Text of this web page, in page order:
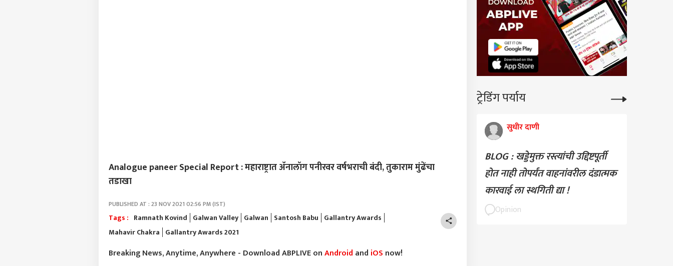
Analogue paneer Special Report : महाराष्ट्रात ॲनालॉग पनीरवर वर्षभराची बंदी, तुकाराम मुंढेंचा
तडाखा
PUBLISHED AT : 23 NOV 2021 02:56 PM (IST)
Tags : Ramnath Kovind Galwan Valley Galwan Santosh Babu Gallantry Awards
Mahavir Chakra Gallantry Awards 2021
Breaking News, Anytime, Anywhere - Download ABPLIVE onAndroid and iOS now!
ट्रेडिंग पर्याय
सुधीर दाणी
BLOG : खड्डेमुक्त रस्त्यांची उद्दिष्टपूर्ती
होत नाही तोपर्यंत वाहनांवरील दंडात्मक
कारवाई ला स्थगिती द्या !
Opinion